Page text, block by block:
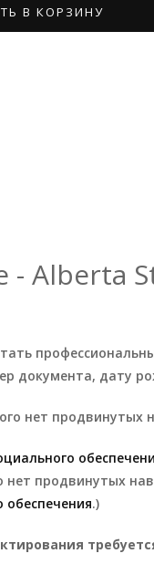
В КОРЗИНУ
Alberta
документа, дату
нет продвинутых
продвинутых
.)